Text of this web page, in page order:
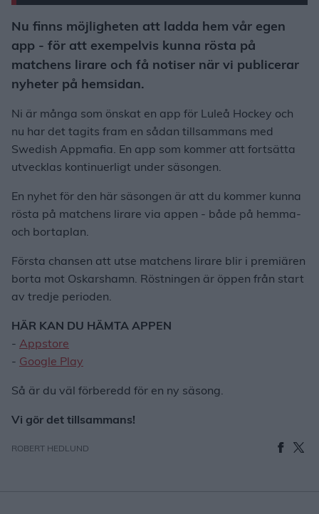
Nu finns möjligheten att ladda hem vår egen
app - för att exempelvis kunna rösta på
matchens lirare och få notiser när vi publicerar
nyheter på hemsidan.
Ni är många som önskat en app för Luleå Hockey och
nu har det tagits fram en sådan tillsammans med
Swedish Appmafia. En app som kommer att fortsätta
utvecklas kontinuerligt under säsongen.
En nyhet för den här säsongen är att du kommer kunna
rösta på matchens lirare via appen - både på hemma-
och bortaplan.
Första chansen att utse matchens lirare blir i premiären
borta mot Oskarshamn. Röstningen är öppen från start
av tredje perioden.
HÄR KAN DU HÄMTA APPEN
- Appstore
- Google Play
Så är du väl förberedd för en ny säsong.
Vi gör det tillsammans!
ROBERT HEDLUND